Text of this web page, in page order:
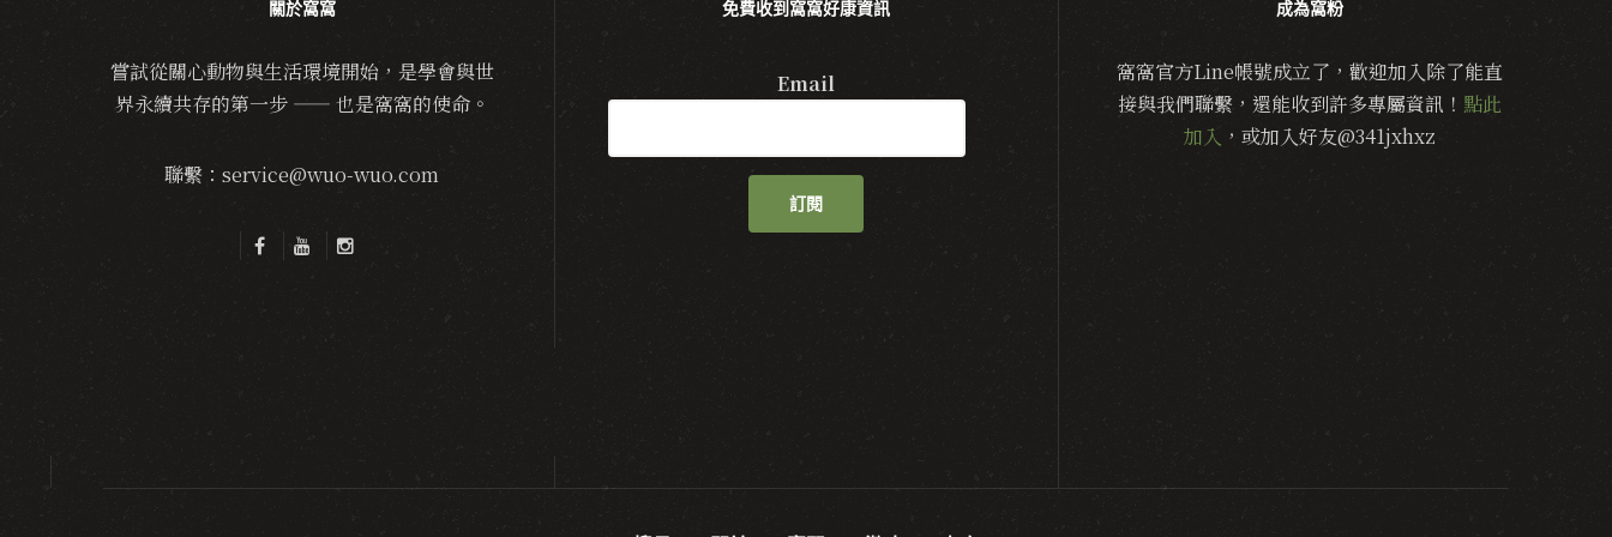
關於窩窩
嘗試從關心動物與生活環境開始，是學會與世
界永續共存的第一步 —— 也是窩窩的使命。
聯繫：service@wuo-wuo.com
免費收到窩窩好康資訊
Email
訂閱
成為窩粉
窩窩官方Line帳號成立了，歡迎加入除了能直
接與我們聯繫，還能收到許多專屬資訊！ 點此
加入 ，或加入好友@341jxhxz